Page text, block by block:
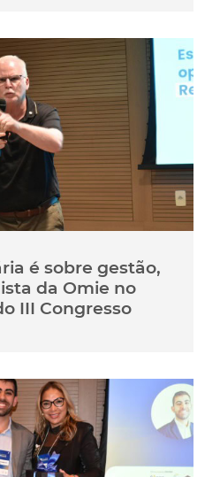
é sobre gestão,
da Omie no
III Congresso